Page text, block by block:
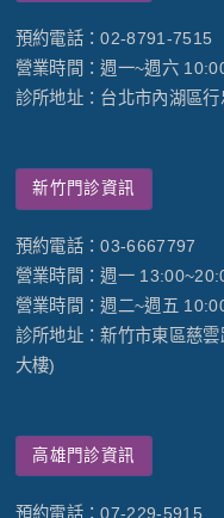
預約電話：02-8791-7515
營業時間：週一~週六
診所地址：台北市內湖區
新竹門診資訊
預約電話：03-6667797
營業時間：週一
營業時間：週二~週五
診所地址：新竹市東區慈
大樓)
高雄門診資訊
預約電話：07-229-5915